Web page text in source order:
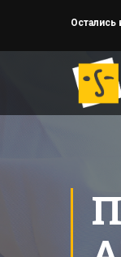
Остались